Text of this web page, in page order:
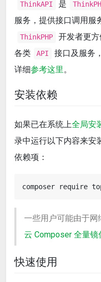
ThinkAPI 是
服务，提供接口调用服
ThinkPHP
开发者更
各类
API
接口及服务
详细参考这里。
安装依赖
如果已在系统上全局安
录中运行以下内容来安
依赖项：
composer require
一些用户可能由于网
云 Composer 全量镜
快速使用